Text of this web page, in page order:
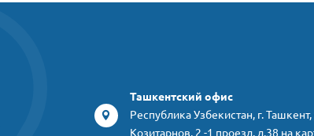
Ташкентский офис
Республика Узбекистан, г. Ташкент,
Козитарнов, 2 -1 проезд, д.38 на